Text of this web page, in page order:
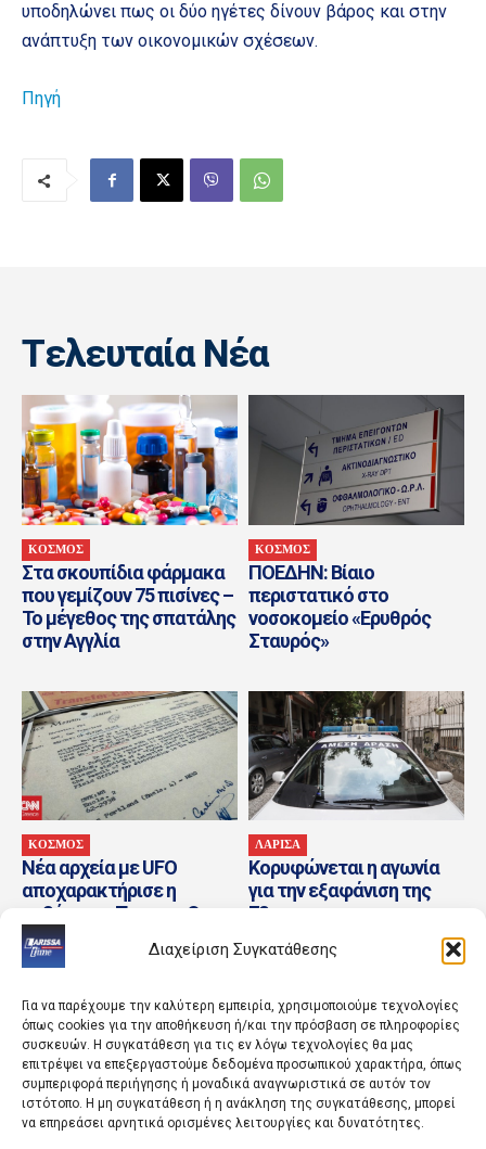
Διαχείριση Συγκατάθεσης
Για να παρέχουμε την καλύτερη εμπειρία, χρησιμοποιούμε τεχνολογίες
όπως cookies για την αποθήκευση ή/και την πρόσβαση σε πληροφορίες
συσκευών. Η συγκατάθεση για τις εν λόγω τεχνολογίες θα μας
επιτρέψει να επεξεργαστούμε δεδομένα προσωπικού χαρακτήρα, όπως
συμπεριφορά περιήγησης ή μοναδικά αναγνωριστικά σε αυτόν τον
ιστότοπο. Η μη συγκατάθεση ή η ανάκληση της συγκατάθεσης, μπορεί
να επηρεάσει αρνητικά ορισμένες λειτουργίες και δυνατότητες.
υποδηλώνει πως οι δύο ηγέτες δίνουν βάρος και στην
ανάπτυξη των οικονομικών σχέσεων.
Πηγή
Tελευταία Nέα
ΚΟΣΜΟΣ
Στα σκουπίδια φάρμακα
που γεμίζουν 75 πισίνες –
Το μέγεθος της σπατάλης
στην Αγγλία
ΚΟΣΜΟΣ
ΠΟΕΔΗΝ: Βίαιο
περιστατικό στο
νοσοκομείο «Ερυθρός
Σταυρός»
ΚΟΣΜΟΣ
Νέα αρχεία με UFO
αποχαρακτήρισε η
κυβέρνηση Τραμπ – Οι
ανεξήγητες θεάσεις και
τα...
ΛΑΡΙΣΑ
Κορυφώνεται η αγωνία
για την εξαφάνιση της
72χρονης